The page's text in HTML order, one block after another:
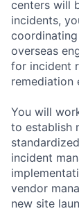
centers will
incidents,
overseas
for incident
remediation
You will
to establish
incident
vendor
new site